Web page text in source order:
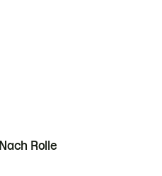
Nach Rolle